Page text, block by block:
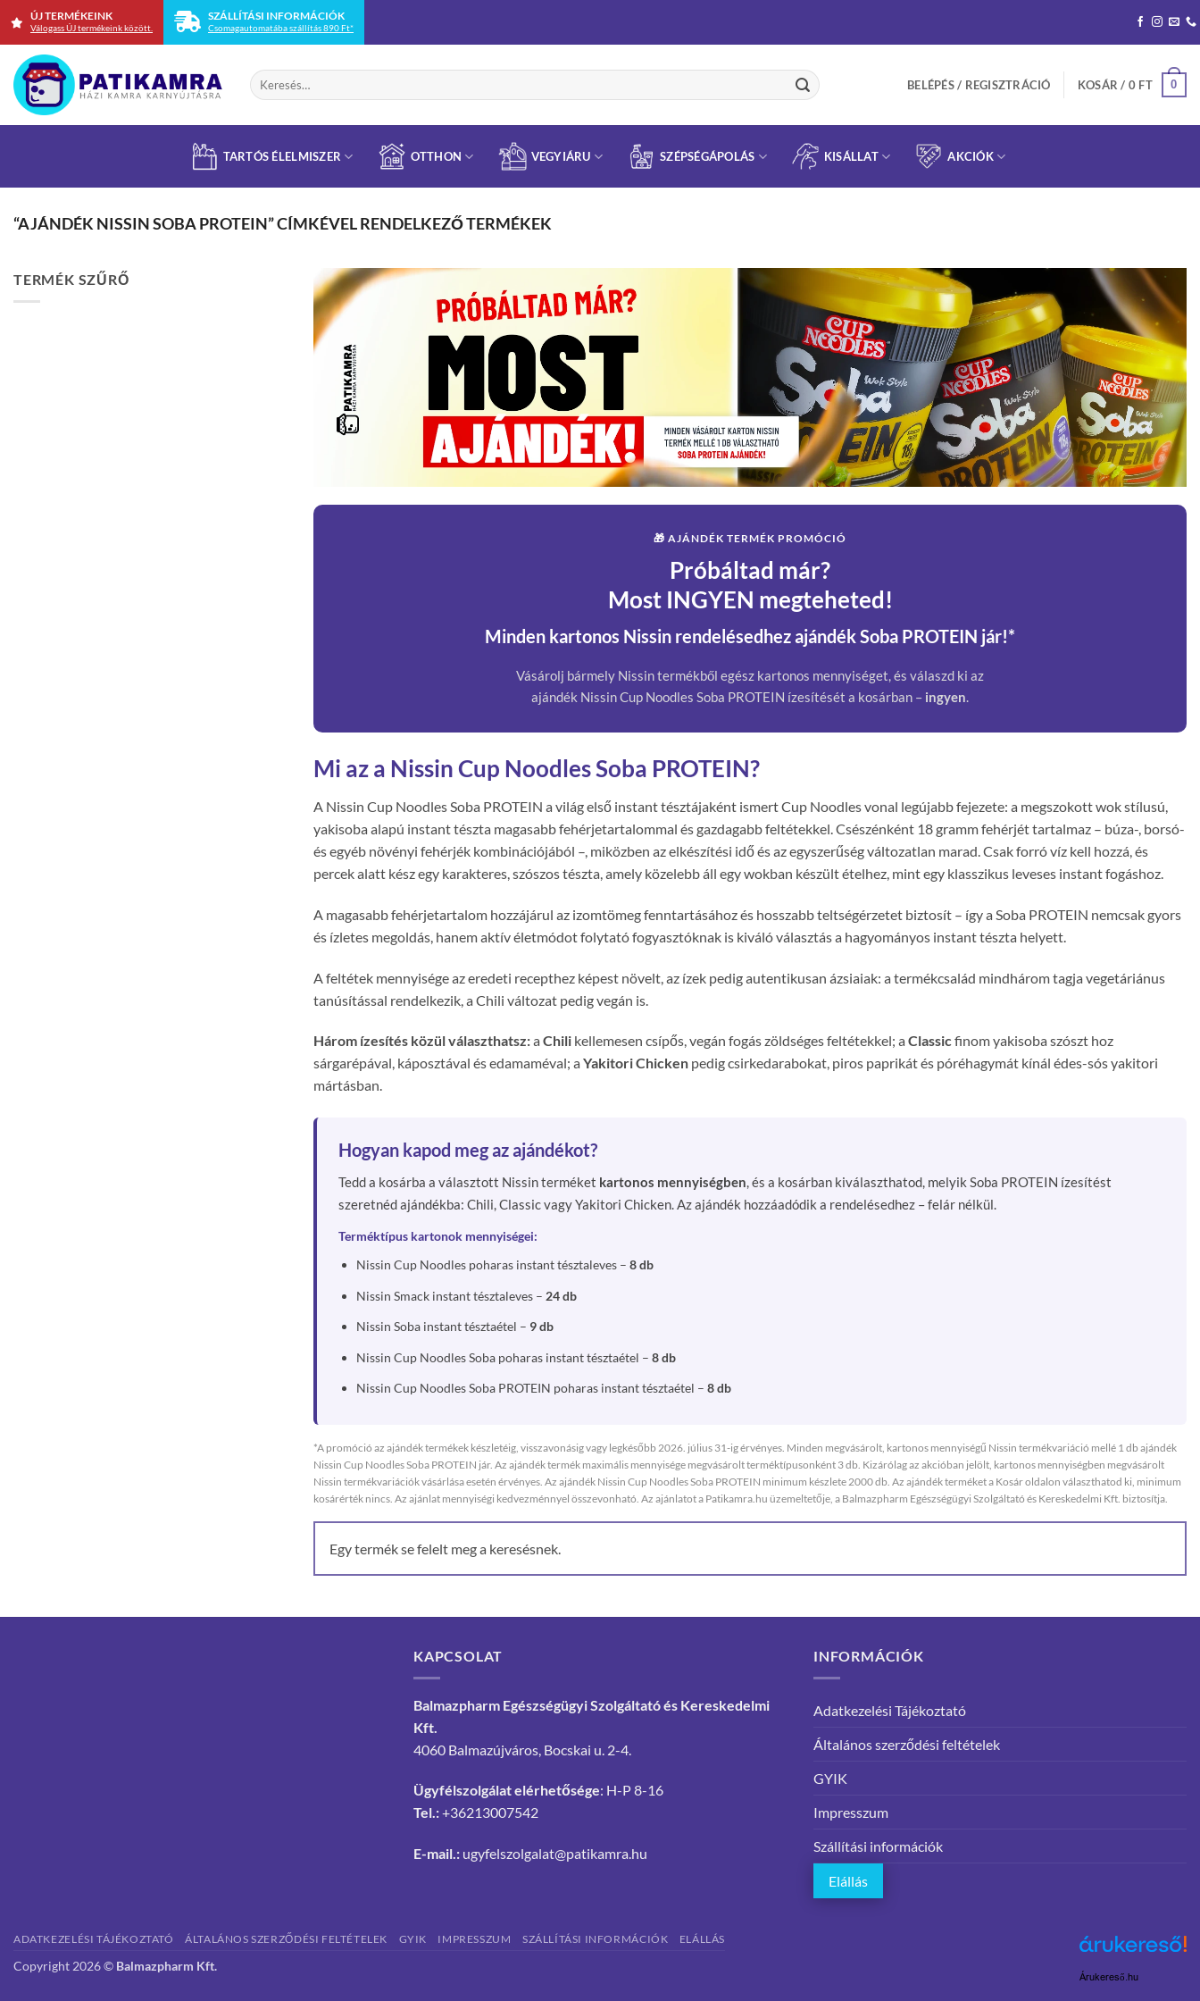
content
ÚJ TERMÉKEINK
Válogass ÚJ termékeink között.
SZÁLLÍTÁSI INFORMÁCIÓK
Csomagautomatába szállítás 890 Ft*
Keresés
a
BELÉPÉS / REGISZTRÁCIÓ KOSÁR / 0 FT 0
TARTÓS ÉLELMISZER OTTHON VEGYIÁRU SZÉPSÉGÁPOLÁS KISÁLLAT AKCIÓK
“AJÁNDÉK NISSIN SOBA PROTEIN” CÍMKÉVEL RENDELKEZŐ TERMÉKEK
TERMÉK SZŰRŐ
🎁 AJÁNDÉK TERMÉK PROMÓCIÓ
Próbáltad már?
Most INGYEN megteheted!
Minden kartonos Nissin rendelésedhez ajándék Soba PROTEIN jár!*
Vásárolj bármely Nissin termékből egész kartonos mennyiséget, és válaszd ki az
ajándék Nissin Cup Noodles Soba PROTEIN ízesítését a kosárban – ingyen.
Mi az a Nissin Cup Noodles Soba PROTEIN?
A Nissin Cup Noodles Soba PROTEIN a világ első instant tésztájaként ismert Cup Noodles vonal legújabb fejezete: a megszokott wok stílusú,
yakisoba alapú instant tészta magasabb fehérjetartalommal és gazdagabb feltétekkel. Csészénként 18 gramm fehérjét tartalmaz – búza-, borsó-
és egyéb növényi fehérjék kombinációjából –, miközben az elkészítési idő és az egyszerűség változatlan marad. Csak forró víz kell hozzá, és
percek alatt kész egy karakteres, szószos tészta, amely közelebb áll egy wokban készült ételhez, mint egy klasszikus leveses instant fogáshoz.
A magasabb fehérjetartalom hozzájárul az izomtömeg fenntartásához és hosszabb teltségérzetet biztosít – így a Soba PROTEIN nemcsak gyors
és ízletes megoldás, hanem aktív életmódot folytató fogyasztóknak is kiváló választás a hagyományos instant tészta helyett.
A feltétek mennyisége az eredeti recepthez képest növelt, az ízek pedig autentikusan ázsiaiak: a termékcsalád mindhárom tagja vegetáriánus
tanúsítással rendelkezik, a Chili változat pedig vegán is.
Három ízesítés közül választhatsz:a Chili kellemesen csípős, vegán fogás zöldséges feltétekkel; a Classicfinom yakisoba szószt hoz
sárgarépával, káposztával és edamaméval; a Yakitori Chicken pedig csirkedarabokat, piros paprikát és póréhagymát kínál édes-sós yakitori
mártásban.
Hogyan kapod meg az ajándékot?
Tedd a kosárba a választott Nissin terméket kartonos mennyiségben, és a kosárban kiválaszthatod, melyik Soba PROTEIN ízesítést
szeretnéd ajándékba: Chili, Classic vagy Yakitori Chicken. Az ajándék hozzáadódik a rendelésedhez – felár nélkül.
Terméktípus kartonok mennyiségei:
Nissin Cup Noodles poharas instant tésztaleves – 8 db
Nissin Smack instant tésztaleves – 24 db
Nissin Soba instant tésztaétel – 9 db
Nissin Cup Noodles Soba poharas instant tésztaétel – 8 db
Nissin Cup Noodles Soba PROTEIN poharas instant tésztaétel – 8 db
*A promóció az ajándék termékek készletéig, visszavonásig vagy legkésőbb 2026. július 31-ig érvényes. Minden megvásárolt, kartonos mennyiségű Nissin termékvariáció mellé 1 db ajándék
Nissin Cup Noodles Soba PROTEIN jár. Az ajándék termék maximális mennyisége megvásárolt terméktípusonként 3 db. Kizárólag az akcióban jelölt, kartonos mennyiségben megvásárolt
Nissin termékvariációk vásárlása esetén érvényes. Az ajándék Nissin Cup Noodles Soba PROTEIN minimum készlete 2000 db. Az ajándék terméket a Kosár oldalon választhatod ki, minimum
kosárérték nincs. Az ajánlat mennyiségi kedvezménnyel összevonható. Az ajánlatot a Patikamra.hu üzemeltetője, a Balmazpharm Egészségügyi Szolgáltató és Kereskedelmi Kft. biztosítja.
Egy termék se felelt meg a keresésnek.
KAPCSOLAT
Balmazpharm Egészségügyi Szolgáltató és Kereskedelmi
Kft.
4060 Balmazújváros, Bocskai u. 2-4.
Ügyfélszolgálat elérhetősége: H-P 8-16
Tel.:+36213007542
E-mail.: ugyfelszolgalat@patikamra.hu
INFORMÁCIÓK
Adatkezelési Tájékoztató
Általános szerződési feltételek
GYIK
Impresszum
Szállítási információk
Elállás
Árukereső.hu
ADATKEZELÉSI TÁJÉKOZTATÓ ÁLTALÁNOS SZERZŐDÉSI FELTÉTELEK GYIK IMPRESSZUM SZÁLLÍTÁSI INFORMÁCIÓK ELÁLLÁS
Copyright 2026 © Balmazpharm Kft.